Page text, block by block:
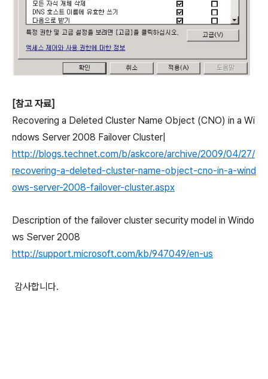
[참고 자료]
Recovering a Deleted Cluster Name Object (CNO) in a Wi
ndows Server 2008 Failover Cluster|
http://blogs.technet.com/b/askcore/archive/2009/04/27/
recovering-a-deleted-cluster-name-object-cno-in-a-wind
ows-server-2008-failover-cluster.aspx
Description of the failover cluster security model in Windo
ws Server 2008
http://support.microsoft.com/kb/947049/en-us
감사합니다.